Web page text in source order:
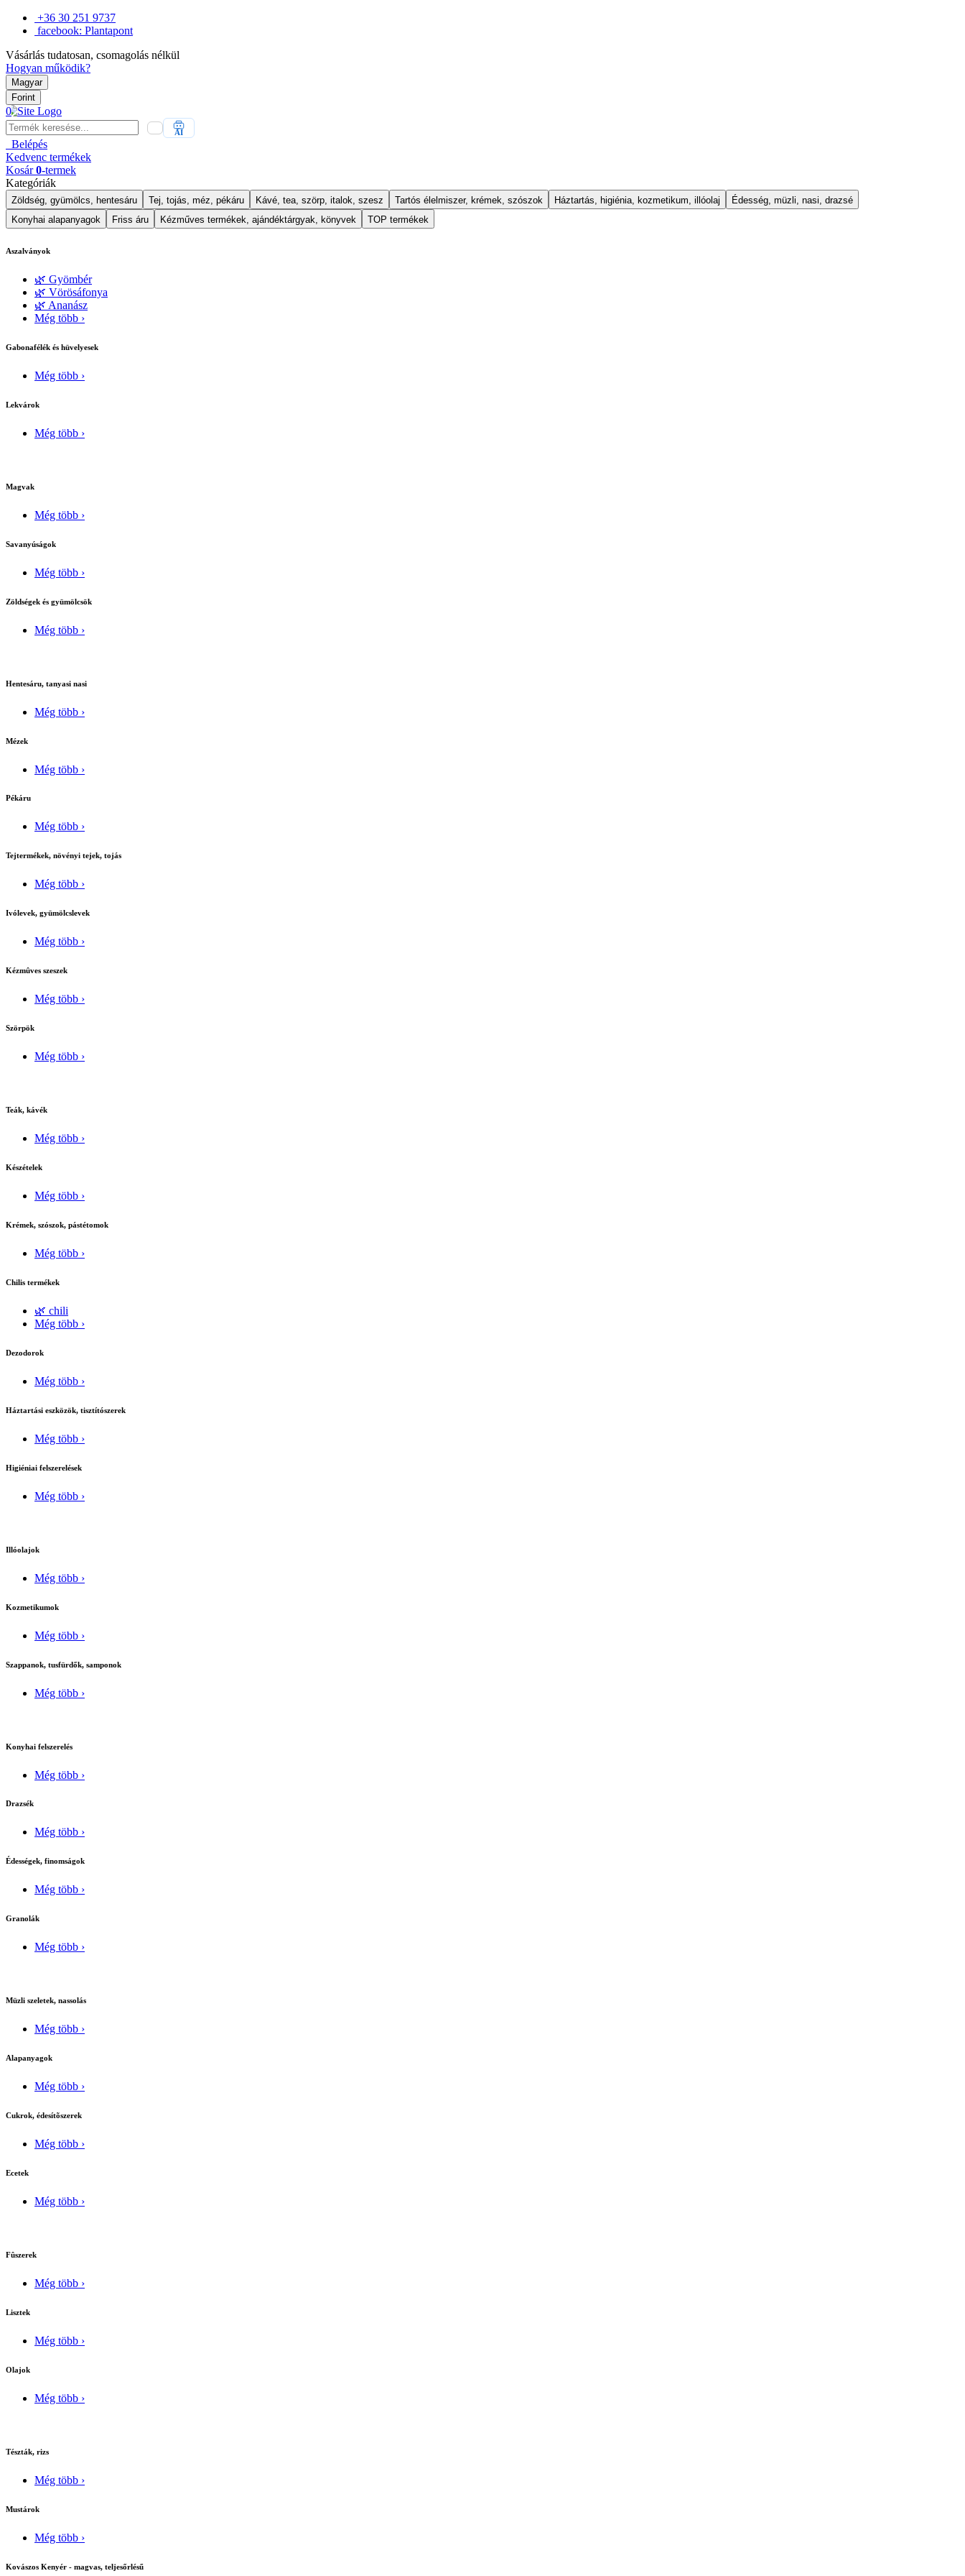
+36 30 251 9737
facebook: Plantapont
Vásárlás tudatosan, csomagolás nélkül
Hogyan működik?
Magyar
Forint
0
AI
Belépés
Kedvenc termékek
Kosár 0-termek
Kategóriák
Zöldség, gyümölcs, hentesáru Tej, tojás, méz, pékáru Kávé, tea, szörp, italok, szesz Tartós élelmiszer, krémek, szószok Háztartás, higiénia, kozmetikum, illóolaj
Édesség, müzli, nasi, drazsé
Konyhai alapanyagok
Friss áru Kézműves termékek, ajándéktárgyak, könyvek TOP termékek
Aszalványok
🌿 Gyömbér
🌿 Vörösáfonya
🌿 Ananász
Még több ›
Gabonafélék és hüvelyesek
Még több ›
Lekvárok
Még több ›
Magvak
Még több ›
Savanyúságok
Még több ›
Zöldségek és gyümölcsök
Még több ›
Hentesáru, tanyasi nasi
Még több ›
Mézek
Még több ›
Pékáru
Még több ›
Tejtermékek, növényi tejek, tojás
Még több ›
Ivólevek, gyümölcslevek
Még több ›
Kézmûves szeszek
Még több ›
Szörpök
Még több ›
Teák, kávék
Még több ›
Készételek
Még több ›
Krémek, szószok, pástétomok
Még több ›
Chilis termékek
🌿 chili
Még több ›
Dezodorok
Még több ›
Háztartási eszközök, tisztítószerek
Még több ›
Higiéniai felszerelések
Még több ›
Illóolajok
Még több ›
Kozmetikumok
Még több ›
Szappanok, tusfürdők, samponok
Még több ›
Konyhai felszerelés
Még több ›
Drazsék
Még több ›
Édességek, finomságok
Még több ›
Granolák
Még több ›
Müzli szeletek, nassolás
Még több ›
Alapanyagok
Még több ›
Cukrok, édesítõszerek
Még több ›
Ecetek
Még több ›
Fûszerek
Még több ›
Lisztek
Még több ›
Olajok
Még több ›
Tészták, rizs
Még több ›
Mustárok
Még több ›
Kovászos Kenyér - magvas, teljesőrlésű